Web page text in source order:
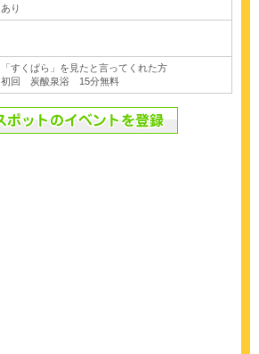
あり
「すくぱら」を見たと言ってくれた方
初回 炭酸泉浴 15分無料